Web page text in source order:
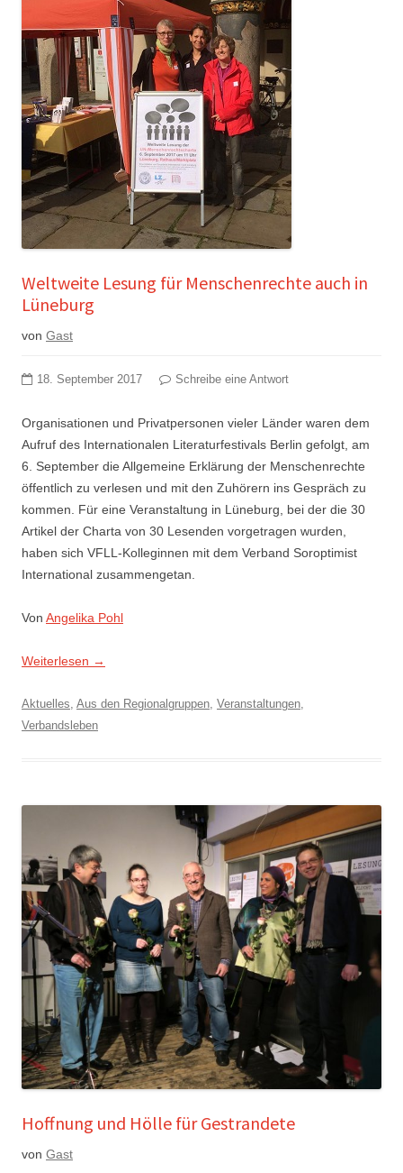
Weltweite Lesung für Menschenrechte auch in
Lüneburg
von Gast
18. September 2017 Schreibe eine Antwort
Organisationen und Privatpersonen vieler Länder waren dem
Aufruf des Internationalen Literaturfestivals Berlin gefolgt, am
6. September die Allgemeine Erklärung der Menschenrechte
öffentlich zu verlesen und mit den Zuhörern ins Gespräch zu
kommen. Für eine Veranstaltung in Lüneburg, bei der die 30
Artikel der Charta von 30 Lesenden vorgetragen wurden,
haben sich VFLL-Kolleginnen mit dem Verband Soroptimist
International zusammengetan.
Von Angelika Pohl
Weiterlesen →
Aktuelles, Aus den Regionalgruppen, Veranstaltungen,
Verbandsleben
Hoffnung und Hölle für Gestrandete
von Gast